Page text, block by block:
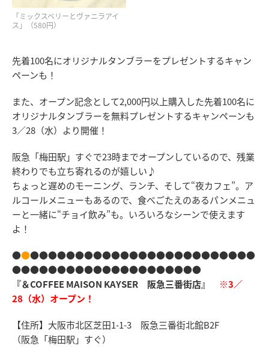
「ミックスベリーとヴァニラアイ
ス」（580円）
先着100名にオリジナルタンブラーをプレゼントするキャン
ペーンも！
また、オープン記念として2,000円以上購入した先着100名に
オリジナルタンブラーを無料プレゼントするキャンペーンも
3／28（水）より開催！
阪急「梅田駅」すぐで23時までオープンしているので、残業
終わりでも立ち寄れるのが嬉しい♪
ちょっと遅めのモーニング、ランチ、そして“夜カフェ”。ア
ルコールメニューもあるので、食べごたえのあるパンメニュ
ーと一緒に“チョイ飲み”も。いろいろなシーンで使えます
よ！
●●●●●●●●●●●●●●●●●●●●●●●●●●●
●●●●●●●●●●●●●●●●●●●●●
『＆COFFEE MAISON KAYSER 阪急三番街店』 ※3／
28（水）オープン！
【住所】大阪市北区芝田1-1-3 阪急三番街北館B2F
（阪急「梅田駅」すぐ）